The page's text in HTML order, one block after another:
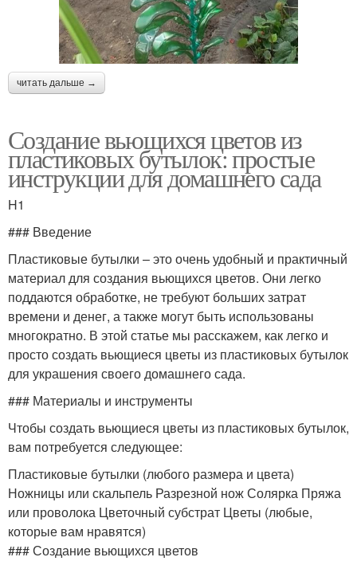
читать дальше →
Создание вьющихся цветов из
пластиковых бутылок: простые
инструкции для домашнего сада
H1
### Введение
Пластиковые бутылки – это очень удобный и практичный
материал для создания вьющихся цветов. Они легко
поддаются обработке, не требуют больших затрат
времени и денег, а также могут быть использованы
многократно. В этой статье мы расскажем, как легко и
просто создать вьющиеся цветы из пластиковых бутылок
для украшения своего домашнего сада.
### Материалы и инструменты
Чтобы создать вьющиеся цветы из пластиковых бутылок,
вам потребуется следующее:
Пластиковые бутылки (любого размера и цвета)
Ножницы или скальпель Разрезной нож Солярка Пряжа
или проволока Цветочный субстрат Цветы (любые,
которые вам нравятся)
### Создание вьющихся цветов